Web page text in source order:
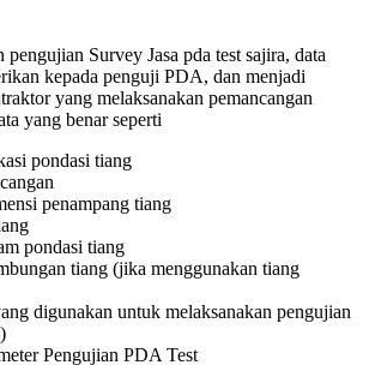
pengujian Survey Jasa pda test sajira, data
kepada penguji PDA, dan menjadi
yang melaksanakan pemancangan
yang benar seperti
pondasi tiang
penampang tiang
pondasi tiang
tiang (jika menggunakan tiang
digunakan untuk melaksanakan pengujian
Pengujian PDA Test